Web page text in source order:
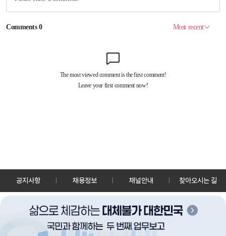
공지사항 채용정보 채널안내 찾아오시는 길
30128 세종특별자치시 정부2청사로 13 한국정책방송원 KTV
TEL: 044-204-8000
Copyrightⓒ KTV 국민방송 All Rights Reserved.